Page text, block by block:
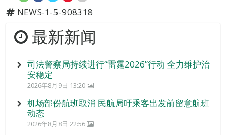
NEWS-1-5-908318
最新新闻
司法警察局持续进行“雷霆2026”行动 全力维护治
安稳定
2026年8月9日 13:20
机场部份航班取消 民航局吁乘客出发前留意航班
动态
2026年8月8日 22:56